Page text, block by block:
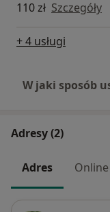
110 zł Szczegóły
+ 4 usługi
W jaki sposób
Adresy (2)
Adres Online